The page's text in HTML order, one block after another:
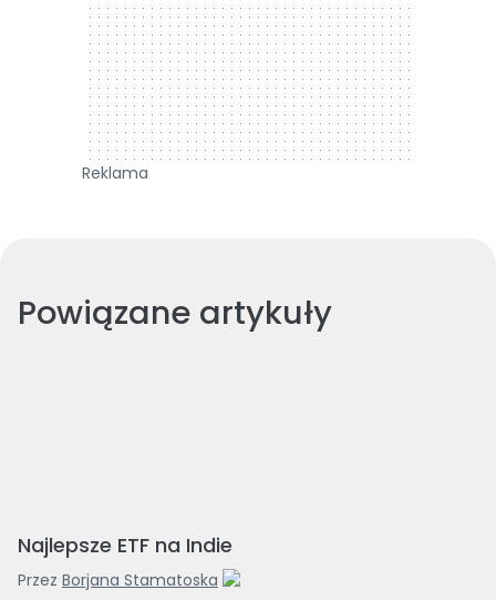
Reklama
Powiązane artykuły
Najlepsze ETF na Indie
Przez Borjana Stamatoska